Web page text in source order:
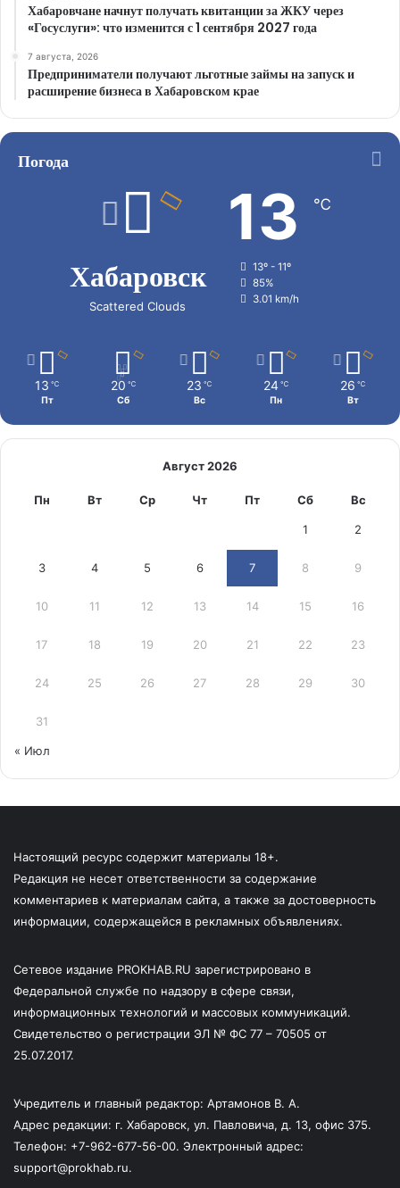
Хабаровчане начнут получать квитанции за ЖКУ через
«Госуслуги»: что изменится с 1 сентября 2027 года
7 августа, 2026
Предприниматели получают льготные займы на запуск и
расширение бизнеса в Хабаровском крае
Погода
Хабаровск
Scattered Clouds
13 ℃
13º - 11º
85%
3.01 km/h
13 ℃
Пт
20 ℃
Сб
23 ℃
Вс
24 ℃
Пн
26 ℃
Вт
Август 2026
Пн Вт Ср Чт Пт Сб Вс
1 2
3 4 5 6 7 8 9
10 11 12 13 14 15 16
17 18 19 20 21 22 23
24 25 26 27 28 29 30
31
« Июл
Настоящий ресурс содержит материалы 18+.
Редакция не несет ответственности за содержание
комментариев к материалам сайта, а также за достоверность
информации, содержащейся в рекламных объявлениях.
Сетевое издание PROKHAB.RU зарегистрировано в
Федеральной службе по надзору в сфере связи,
информационных технологий и массовых коммуникаций.
Свидетельство о регистрации ЭЛ № ФС 77 – 70505 от
25.07.2017.
Учредитель и главный редактор: Артамонов В. А.
Адрес редакции: г. Хабаровск, ул. Павловича, д. 13, офис 375.
Телефон: +7-962-677-56-00. Электронный адрес:
support@prokhab.ru.